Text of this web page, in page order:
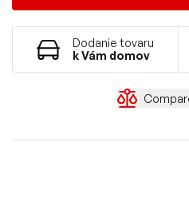
Dodanie tovaru
k Vám domov